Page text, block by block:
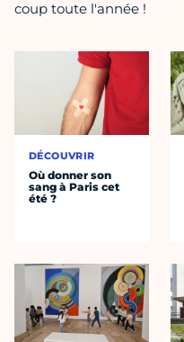
coup toute l'année !
DÉCOUVRIR
Où donner son
sang à Paris cet
été ?